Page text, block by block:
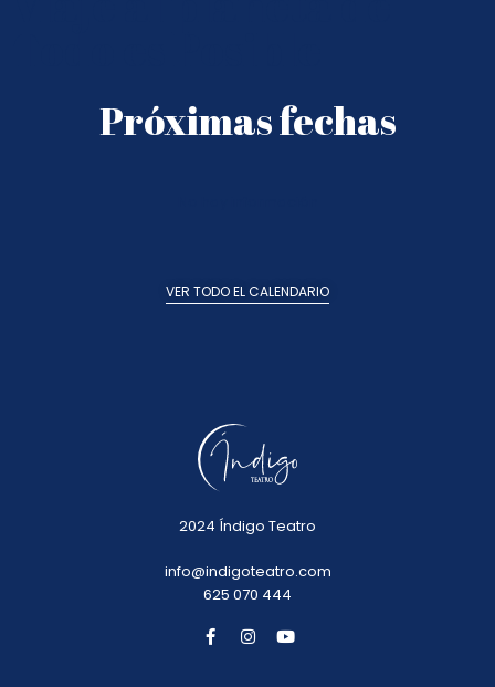
Próximas fechas
VER TODO EL CALENDARIO
2024 Índigo Teatro
info@indigoteatro.com
625 070 444